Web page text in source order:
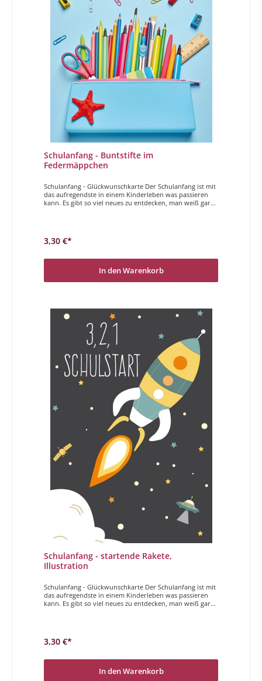
Schulanfang - Buntstifte im
Federmäppchen
Schulanfang - Glückwunschkarte Der Schulanfang ist mit
das aufregendste in einem Kinderleben was passieren
kann. Es gibt so viel neues zu entdecken, man weiß gar
3,30 €*
In den Warenkorb
Schulanfang - startende Rakete,
Illustration
Schulanfang - Glückwunschkarte Der Schulanfang ist mit
das aufregendste in einem Kinderleben was passieren
kann. Es gibt so viel neues zu entdecken, man weiß gar
3,30 €*
In den Warenkorb